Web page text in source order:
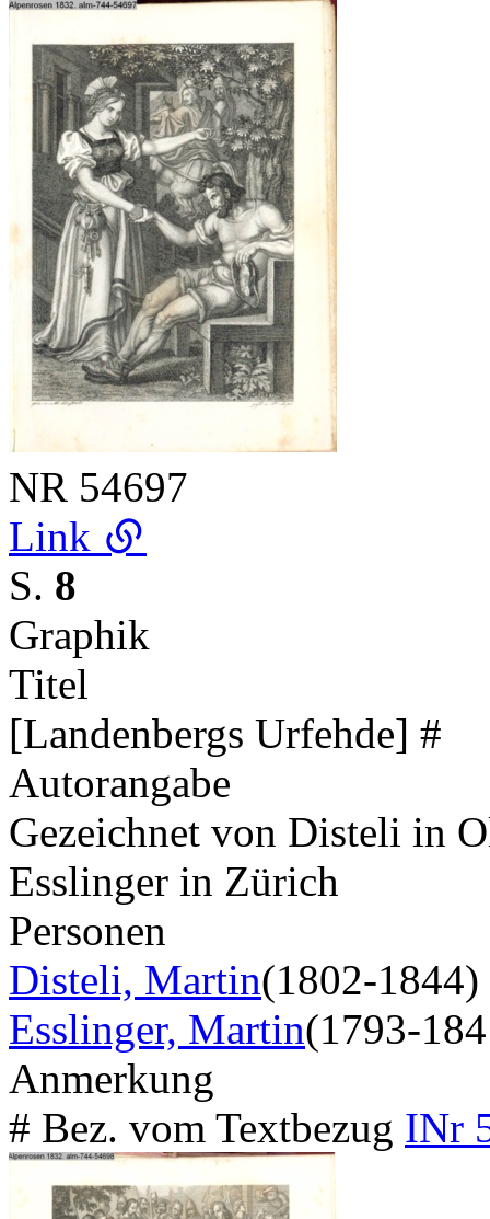
NR 54697
Link
S. 8
Graphik
Titel
[Landenbergs Urfehde] #
Autorangabe
Gezeichnet von Disteli in
Esslinger in Zürich
Personen
Disteli, Martin(1802-1844)
Esslinger, Martin(1793-
Anmerkung
# Bez. vom Textbezug INr